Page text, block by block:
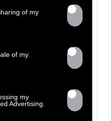
of my
of my
my
Advertising.